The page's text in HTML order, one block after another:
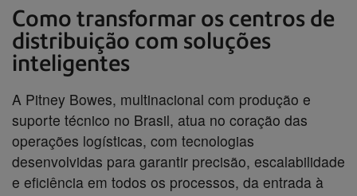
Como transformar os centros de
distribuição com soluções
inteligentes
A Pitney Bowes, multinacional com produção e
suporte técnico no Brasil, atua no coração das
operações logísticas, com tecnologias
desenvolvidas para garantir precisão, escalabilidade
e eficiência em todos os processos, da entrada à